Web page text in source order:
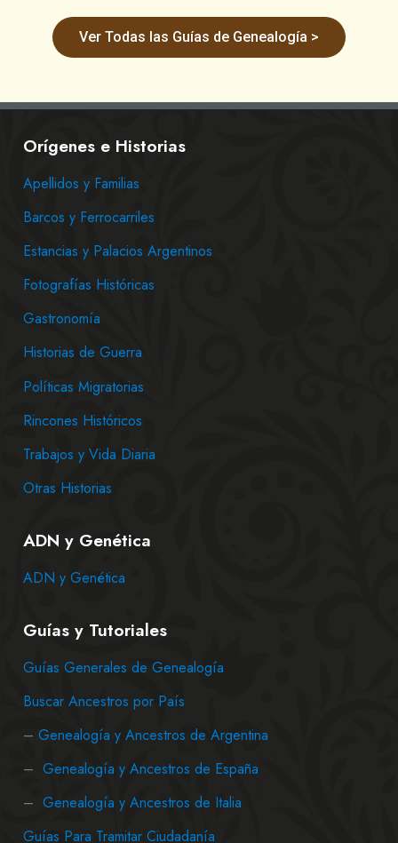
Ver Todas las Guías de Genealogía >
Orígenes e Historias
Apellidos y Familias
Barcos y Ferrocarriles
Estancias y Palacios Argentinos
Fotografías Históricas
Gastronomía
Historias de Guerra
Políticas Migratorias
Rincones Históricos
Trabajos y Vida Diaria
Otras Historias
ADN y Genética
ADN y Genética
Guías y Tutoriales
Guías Generales de Genealogía
Buscar Ancestros por País
– Genealogía y Ancestros de Argentina
– Genealogía y Ancestros de España
– Genealogía y Ancestros de Italia
Guías Para Tramitar Ciudadanía